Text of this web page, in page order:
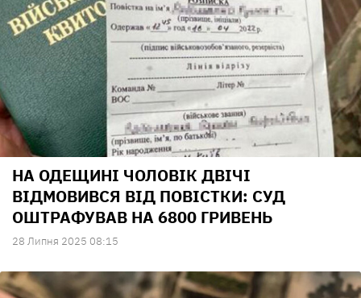
НА ОДЕЩИНІ ЧОЛОВІК ДВІЧІ
ВІДМОВИВСЯ ВІД ПОВІСТКИ: СУД
ОШТРАФУВАВ НА 6800 ГРИВЕНЬ
28 Липня 2025 08:15